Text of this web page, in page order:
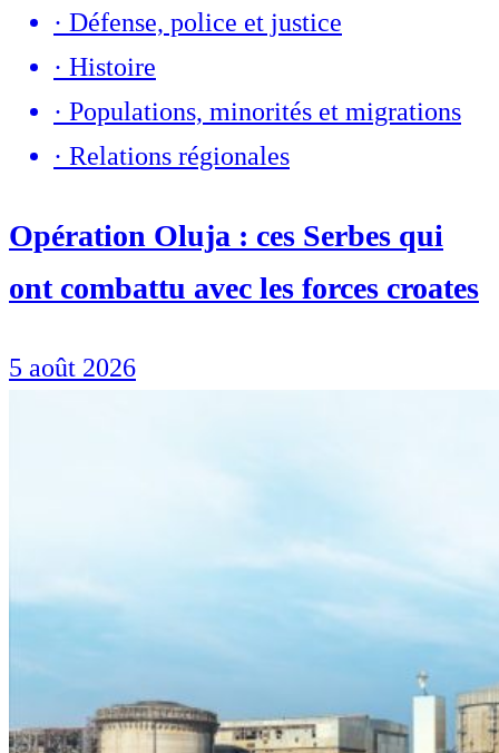
· Défense, police et justice
· Histoire
· Populations, minorités et migrations
· Relations régionales
Opération Oluja : ces Serbes qui
ont combattu avec les forces croates
5 août 2026